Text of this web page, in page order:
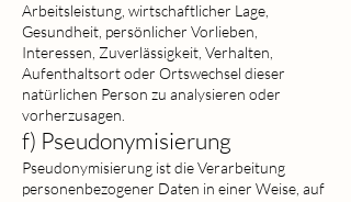
Arbeitsleistung, wirtschaftlicher Lage,
Gesundheit, persönlicher Vorlieben,
Interessen, Zuverlässigkeit, Verhalten,
Aufenthaltsort oder Ortswechsel dieser
natürlichen Person zu analysieren oder
vorherzusagen.
f) Pseudonymisierung
Pseudonymisierung ist die Verarbeitung
personenbezogener Daten in einer Weise, auf